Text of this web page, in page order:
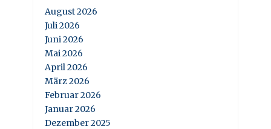
August 2026
Juli 2026
Juni 2026
Mai 2026
April 2026
März 2026
Februar 2026
Januar 2026
Dezember 2025